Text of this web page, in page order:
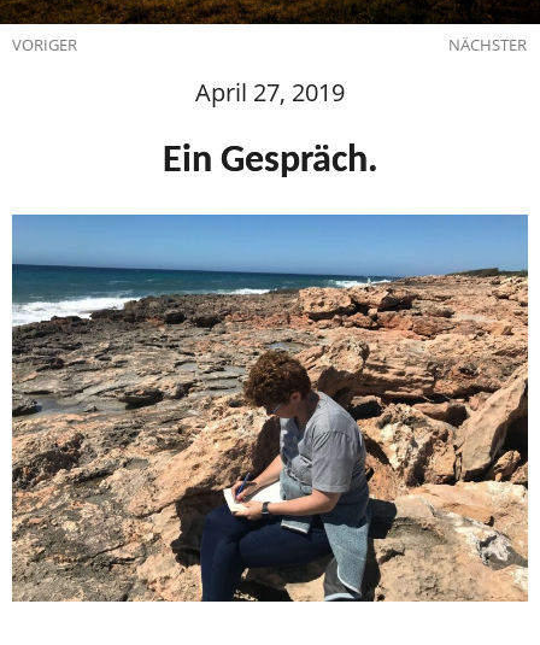
VORIGER NÄCHSTER
April 27, 2019
Ein Gespräch.